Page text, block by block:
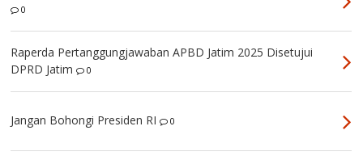
0
Raperda Pertanggungjawaban APBD Jatim 2025 Disetujui
DPRD Jatim
0
Jangan Bohongi Presiden RI 0